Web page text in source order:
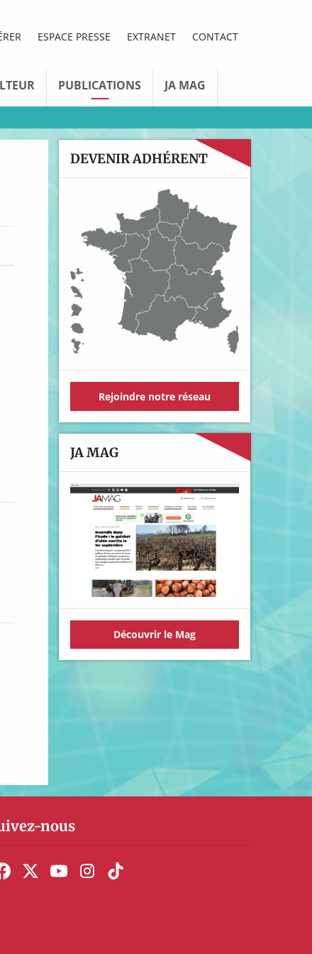
ESPACE PRESSE EXTRANET CONTACT
PUBLICATIONS JA MAG
DEVENIR ADHÉRENT
Rejoindre notre réseau
JA MAG
Découvrir le Mag
nous